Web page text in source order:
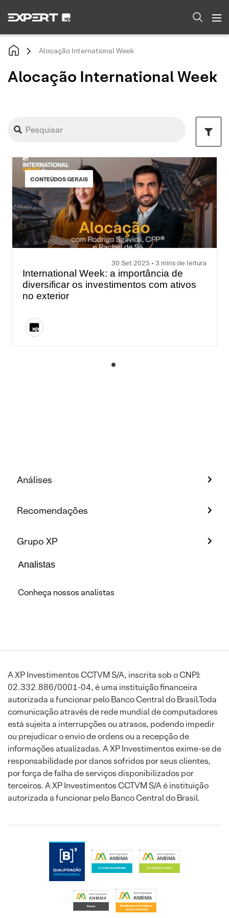
Alocação International Week
Alocação International Week
CONTEÚDOS GERAIS
30 Set 2025 • 3 mins de leitura
International Week: a importância de
diversificar os investimentos com ativos
no exterior
Análises
Recomendações
Grupo XP
Analistas
Conheça nossos analistas
A XP Investimentos CCTVM S/A, inscrita sob o CNPJ:
02.332.886/0001-04, é uma instituição financeira
autorizada a funcionar pelo Banco Central do Brasil.Toda
comunicação através de rede mundial de computadores
está sujeita a interrupções ou atrasos, podendo impedir
ou prejudicar o envio de ordens ou a recepção de
informações atualizadas. A XP Investimentos exime-se de
responsabilidade por danos sofridos por seus clientes,
por força de falha de serviços disponibilizados por
terceiros. A XP Investimentos CCTVM S/A é instituição
autorizada a funcionar pelo Banco Central do Brasil.